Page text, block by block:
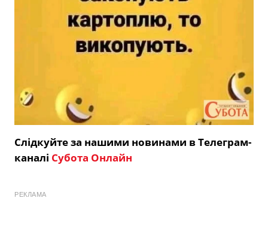
Слідкуйте за нашими новинами в Телеграм-
каналі Субота Онлайн
РЕКЛАМА